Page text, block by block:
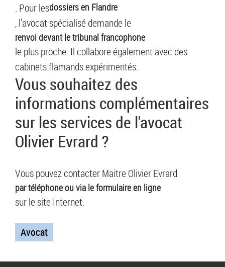
. Pour lesdossiers en Flandre
, l'avocat spécialisé demande le
renvoi devant le tribunal francophone
le plus proche. Il collabore également avec des
cabinets flamands expérimentés.
Vous souhaitez des
informations complémentaires
sur les services de l'avocat
Olivier Evrard ?
Vous pouvez contacter Maitre Olivier Evrard
par téléphone ou via le formulaire en ligne
sur le site Internet.
Avocat